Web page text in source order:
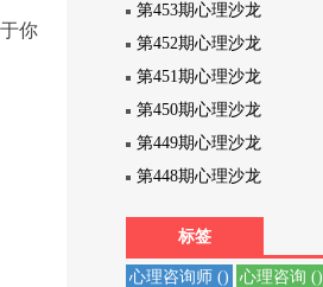
你
第453期心理沙龙
第452期心理沙龙
第451期心理沙龙
第450期心理沙龙
第449期心理沙龙
第448期心理沙龙
标签
心理咨询师 () 心理咨询 ()